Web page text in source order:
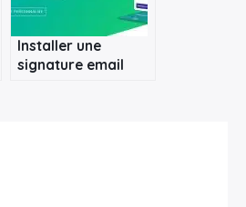
Installer une
signature email